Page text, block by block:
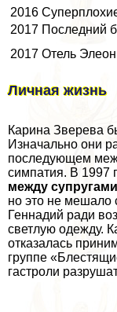
2016
2017 Последний
2017 Отель Элеон
Личная жизнь
Карина Зверева
Изначально они
последующем
симпатия. В 1997
между
но это не мешало
Геннадий ради
светлую одежду.
отказалась
группе
гастроли